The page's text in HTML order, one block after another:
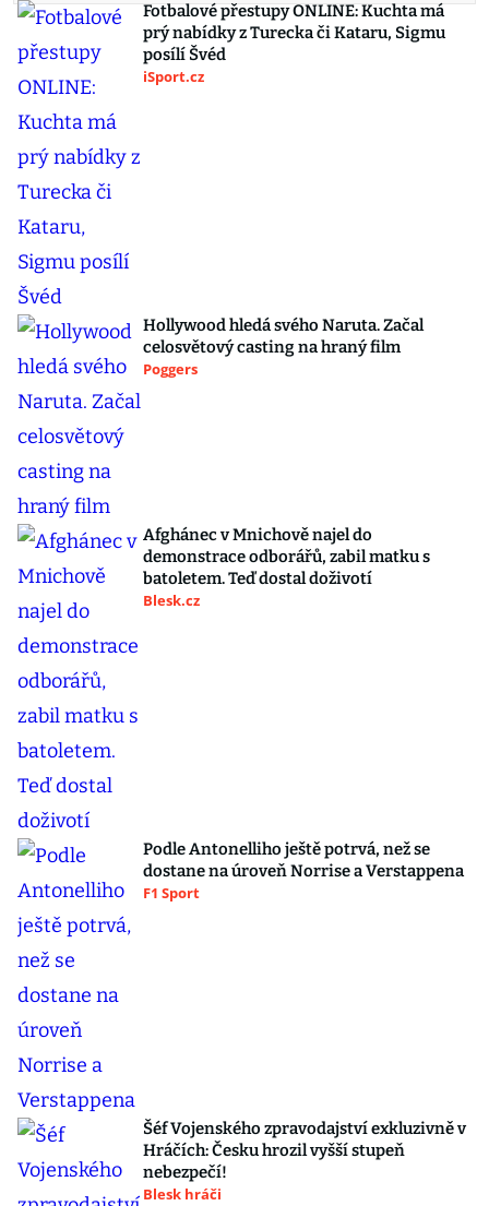
Fotbalové přestupy ONLINE: Kuchta má
prý nabídky z Turecka či Kataru, Sigmu
posílí Švéd
iSport.cz
Hollywood hledá svého Naruta. Začal
celosvětový casting na hraný film
Poggers
Afghánec v Mnichově najel do
demonstrace odborářů, zabil matku s
batoletem. Teď dostal doživotí
Blesk.cz
Podle Antonelliho ještě potrvá, než se
dostane na úroveň Norrise a Verstappena
F1 Sport
Šéf Vojenského zpravodajství exkluzivně v
Hráčích: Česku hrozil vyšší stupeň
nebezpečí!
Blesk hráči